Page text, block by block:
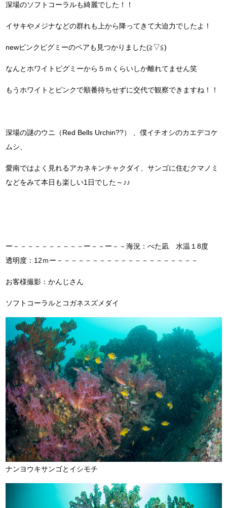
深場のソフトコーラルも綺麗でした！！
イサキやメジナなどの群れも上から降ってきて大迫力でしたよ！
newピンクピグミーのペアも見つかりました(≧▽≦)
なんとホワイトピグミーから５ｍくらいしか離れてません笑
もうホワイトとピンクで順番待ちせずに交代で観察できますね！！
深場の謎のウニ（Red Bells Urchin??） 、僕イチオシのカエデコケ
ムシ、
愛南ではよく見れるアカネキンチャクダイ、サンゴに住むクマノミ
などをみて本日も楽しい1日でした～♪♪
ー－－－－－－－－－－ー－－ー－－海況：べた凪 水温１8度
透明度：12ｍー－－－－－－－－－－－－－－－－－－－－
お客様撮影：かんじさん
ソフトコーラルとコガネスズメダイ
ナンヨウキサンゴとイシモチ